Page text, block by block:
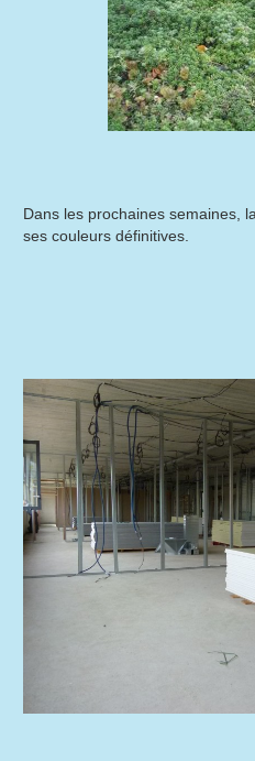
Dans les prochaines semaines,
ses couleurs définitives.